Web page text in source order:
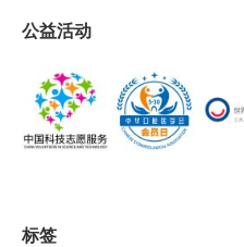
公益活动
标签